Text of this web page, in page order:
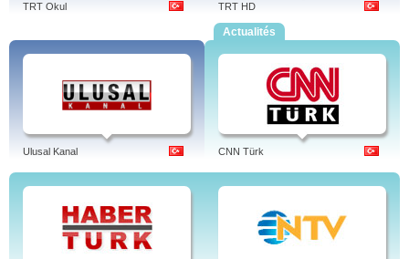
TRT Okul TRT HD
Ulusal Kanal
Actualités
CNN Türk